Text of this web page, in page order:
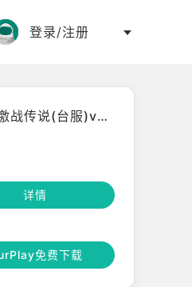
登录/注册
七龙珠激战传说(台服)v6.4.0
详情
免费下载